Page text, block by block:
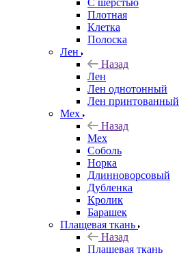
С шерстью
Плотная
Клетка
Полоска
Лен
Назад
Лен
Лен однотонный
Лен принтованный
Мех
Назад
Мех
Соболь
Норка
Длинноворсовый
Дубленка
Кролик
Барашек
Плащевая ткань
Назад
Плащевая ткань